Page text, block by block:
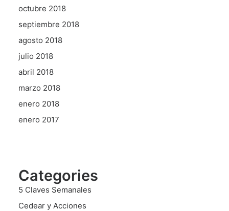
octubre 2018
septiembre 2018
agosto 2018
julio 2018
abril 2018
marzo 2018
enero 2018
enero 2017
Categories
5 Claves Semanales
Cedear y Acciones